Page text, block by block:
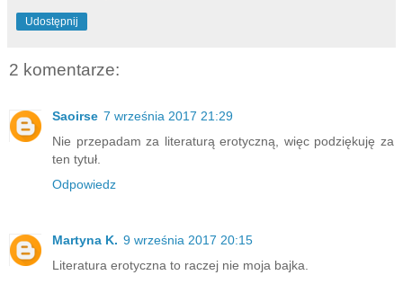
Udostępnij
2 komentarze:
Saoirse 7 września 2017 21:29
Nie przepadam za literaturą erotyczną, więc podziękuję za
ten tytuł.
Odpowiedz
Martyna K. 9 września 2017 20:15
Literatura erotyczna to raczej nie moja bajka.